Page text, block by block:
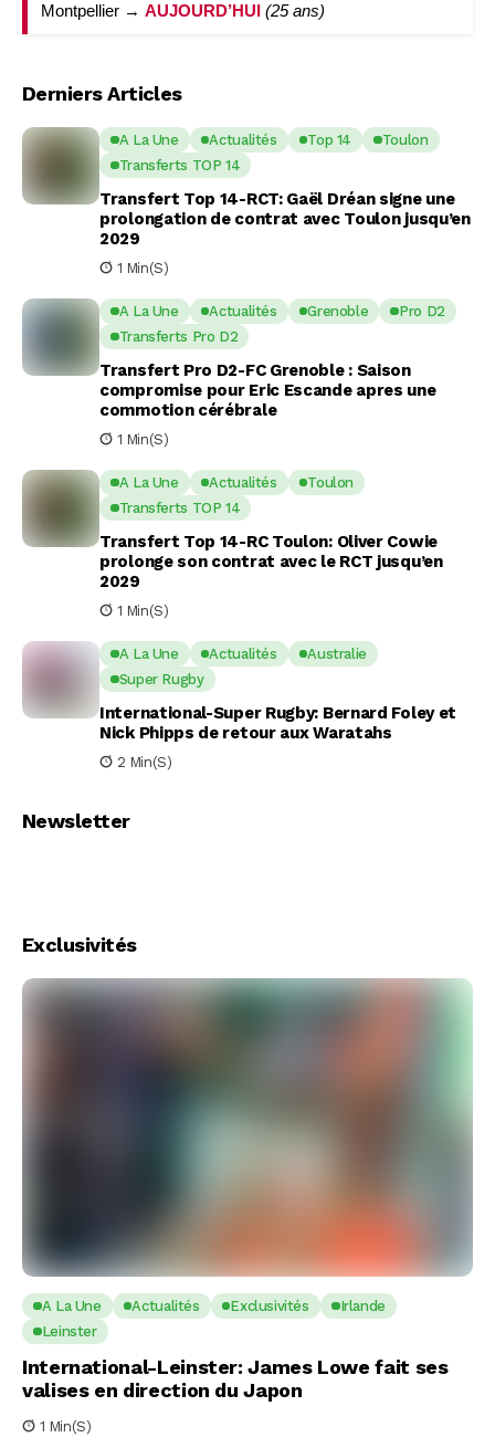
Montpellier → AUJOURD’HUI (25 ans)
Derniers Articles
A La Une Actualités Top 14
Toulon
Transferts TOP 14
Transfert Top 14-RCT: Gaël Dréan signe une
prolongation de contrat avec Toulon jusqu’en
2029
1 Min(s)
A La Une Actualités Grenoble
Pro D2
Transferts Pro D2
Transfert Pro D2-FC Grenoble : Saison
compromise pour Eric Escande apres une
commotion cérébrale
1 Min(s)
A La Une Actualités
Toulon
Transferts TOP 14
Transfert Top 14-RC Toulon: Oliver Cowie
prolonge son contrat avec le RCT jusqu’en
2029
1 Min(s)
A La Une Actualités
Australie
Super Rugby
International-Super Rugby: Bernard Foley et
Nick Phipps de retour aux Waratahs
2 Min(s)
Newsletter
Exclusivités
A La Une Actualités Exclusivités
Irlande
Leinster
International-Leinster: James Lowe fait ses
valises en direction du Japon
1 Min(s)